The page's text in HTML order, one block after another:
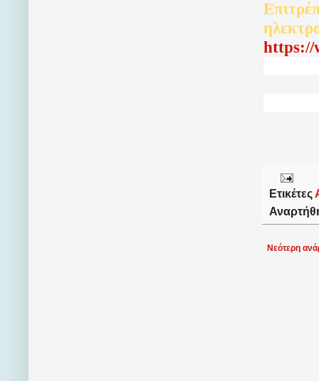
https://
Ετικέτες
Νεότερη